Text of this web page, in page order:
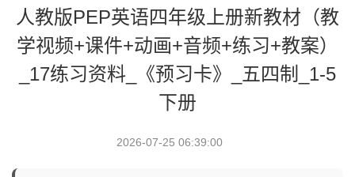
人教版PEP英语四年级上册新教材（教
学视频+课件+动画+音频+练习+教案）
_17练习资料_《预习卡》_五四制_1-5
下册
2026-07-25 06:39:00